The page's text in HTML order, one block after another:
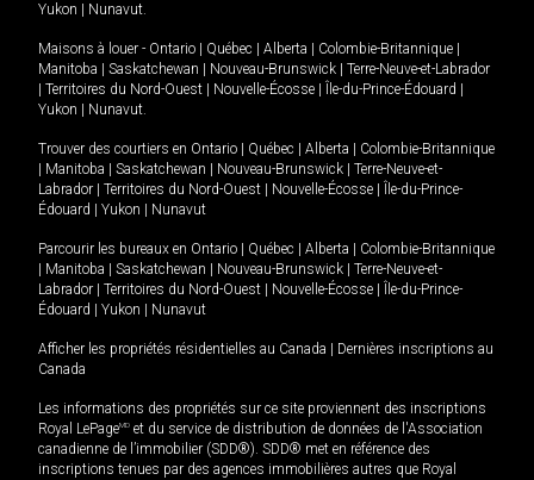
Yukon
Nunavut.
Maisons à louer - Ontario Québec Alberta Colombie-Britannique
Manitoba
Saskatchewan Nouveau-Brunswick
Terre-Neuve-et-Labrador
Territoires du Nord-Ouest Nouvelle-Écosse Île-du-Prince-Édouard
Yukon
Nunavut.
Trouver des courtiers en Ontario Québec Alberta
Colombie-Britannique
Manitoba Saskatchewan Nouveau-Brunswick
Terre-Neuve-et-
Labrador
Territoires du Nord-Ouest Nouvelle-Écosse
Île-du-Prince-
Édouard
Yukon Nunavut
Parcourir les bureaux en Ontario Québec Alberta
Colombie-Britannique
Manitoba Saskatchewan Nouveau-Brunswick
Terre-Neuve-et-
Labrador
Territoires du Nord-Ouest Nouvelle-Écosse
Île-du-Prince-
Édouard
Yukon Nunavut
Afficher les propriétés résidentielles au Canada
Dernières inscriptions au
Canada
Les informations des propriétés sur ce site proviennent des inscriptions
Royal LePageMD et du service de distribution de données de l'Association
canadienne de l’immobilier (SDD®). SDD® met en référence des
inscriptions tenues par des agences immobilières autres que Royal